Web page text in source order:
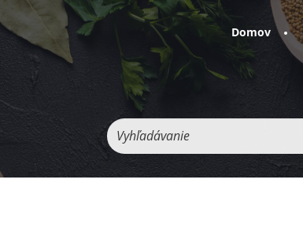
Domov
Vyhľadávanie